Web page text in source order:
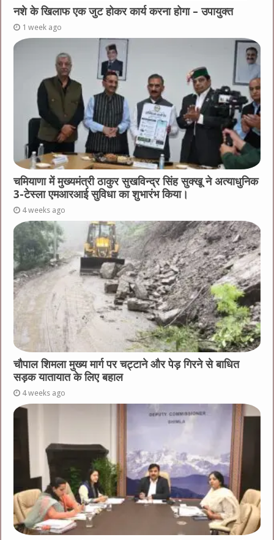
नशे के खिलाफ एक जुट होकर कार्य करना होगा – उपायुक्त
1 week ago
चमियाणा में मुख्यमंत्री ठाकुर सुखविन्द्र सिंह सुक्खू ने अत्याधुनिक
3-टेस्ला एमआरआई सुविधा का शुभारंभ किया।
4 weeks ago
चौपाल शिमला मुख्य मार्ग पर चट्टाने और पेड़ गिरने से बाधित
सड़क यातायात के लिए बहाल
4 weeks ago